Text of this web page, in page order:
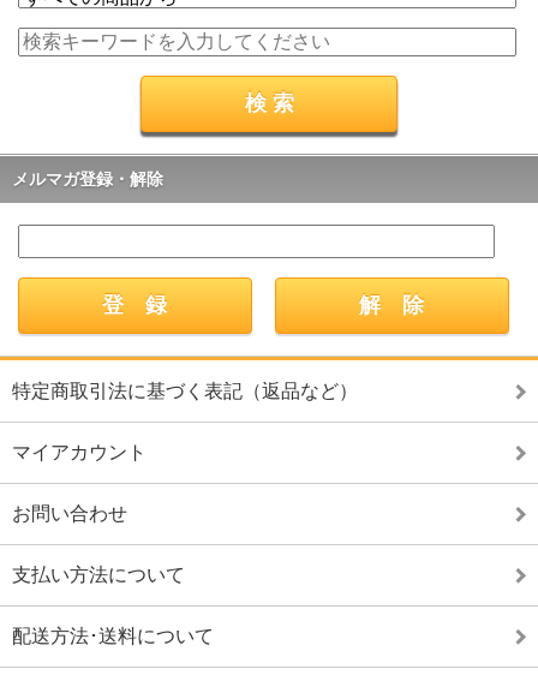
メルマガ登録・解除
特定商取引法に基づく表記（返品など）
マイアカウント
お問い合わせ
支払い方法について
配送方法･送料について